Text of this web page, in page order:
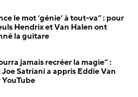
le mot ‘génie’ à tout-va” : pour
Hendrix et Van Halen ont
la guitare
jamais recréer la magie” :
Satriani a appris Eddie Van